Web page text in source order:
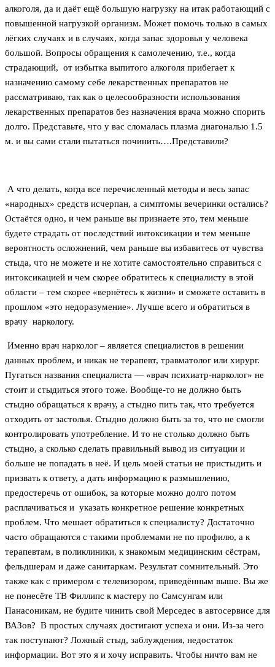
алкоголя, да и даёт ещё большую нагрузку на итак работающий с
повышенной нагрузкой организм. Может помочь только в самых
лёгких случаях и в случаях, когда запас здоровья у человека
большой. Вопросы обращения к самолечению, т.е., когда
страдающий, от избытка выпитого алкоголя прибегает к
назначению самому себе лекарственных препаратов не
рассматриваю, так как о целесообразности использования
лекарственных препаратов без назначения врача можно спорить
долго. Представьте, что у вас сломалась плазма диагональю 1.5
м. и вы сами стали пытаться починить….Представили?
А что делать, когда все перечисленный методы и весь запас
«народных» средств исчерпан, а симптомы вечеринки остались?
Остаётся одно, и чем раньше вы признаете это, тем меньше
будете страдать от последствий интоксикации и тем меньше
вероятность осложнений, чем раньше вы избавитесь от чувства
стыда, что не можете и не хотите самостоятельно справиться с
интоксикацией и чем скорее обратитесь к специалисту в этой
области – тем скорее «вернётесь к жизни» и сможете оставить в
прошлом «это недоразумение». Лучше всего и обратиться в
врачу наркологу.
Именно врач нарколог – является специалистов в решении
данных проблем, и никак не терапевт, травматолог или хирург.
Пугаться названия специалиста — «врач психиатр-нарколог» не
стоит и стыдиться этого тоже. Вообще-то не должно быть
стыдно обращаться к врачу, а стыдно пить так, что требуется
отходить от застолья. Стыдно должно быть за то, что не смогли
контролировать употребление. И то не столько должно быть
стыдно, а сколько сделать правильный вывод из ситуации и
больше не попадать в неё. И цель моей статьи не пристыдить и
призвать к ответу, а дать информацию к размышлению,
предостеречь от ошибок, за которые можно долго потом
расплачиваться и указать конкретное решение конкретных
проблем. Что мешает обратиться к специалисту? Достаточно
часто обращаются с такими проблемами не по профилю, а к
терапевтам, в поликлиники, к знакомым медицинским сёстрам,
фельдшерам и даже санитаркам. Результат сомнительный. Это
также как с примером с телевизором, приведённым выше. Вы же
не понесёте ТВ Филлипс к мастеру по Самсунгам или
Панасоникам, не будите чинить свой Мерседес в автосервисе для
ВАЗов? В простых случаях достигают успеха и они. Из-за чего
так поступают? Ложный стыд, заблуждения, недостаток
информации. Вот это я и хочу исправить. Чтобы ничто вам не